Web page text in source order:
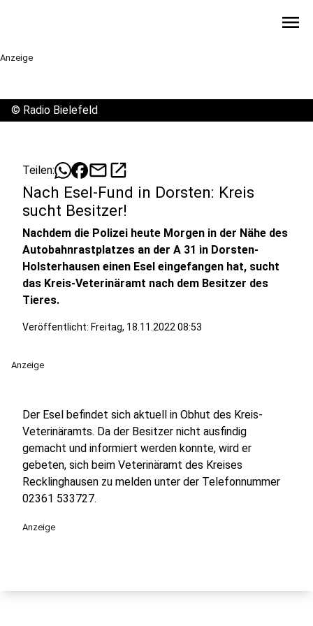
menu
Anzeige
© Radio Bielefeld
Teilen: mailopen_in_new
Nach Esel-Fund in Dorsten: Kreis
sucht Besitzer!
Nachdem die Polizei heute Morgen in der Nähe des
Autobahnrastplatzes an der A 31 in Dorsten-
Holsterhausen einen Esel eingefangen hat, sucht
das Kreis-Veterinäramt nach dem Besitzer des
Tieres.
Veröffentlicht: Freitag, 18.11.2022 08:53
Anzeige
Der Esel befindet sich aktuell in Obhut des Kreis-
Veterinäramts. Da der Besitzer nicht ausfindig
gemacht und informiert werden konnte, wird er
gebeten, sich beim Veterinäramt des Kreises
Recklinghausen zu melden unter der Telefonnummer
02361 533727.
Anzeige